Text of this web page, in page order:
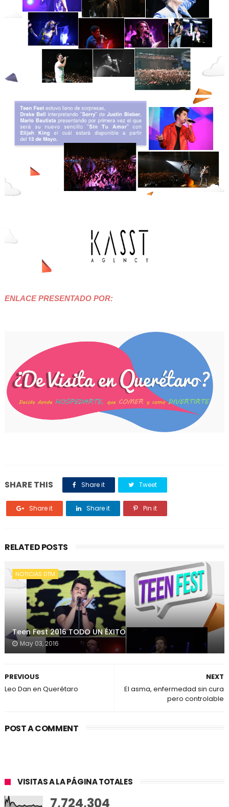
ENLACE PRESENTADO POR:
SHARE THIS Share it Tweet
Share it Share it Pin it
RELATED POSTS
NOTICIAS DTM
Teen Fest 2016 TODO UN ÉXITO
May 03, 2016
NEXT
El asma, enfermedad sin cura
pero controlable
PREVIOUS
Leo Dan en Querétaro
POST A COMMENT
VISITAS A LA PÁGINA TOTALES
7,724,304